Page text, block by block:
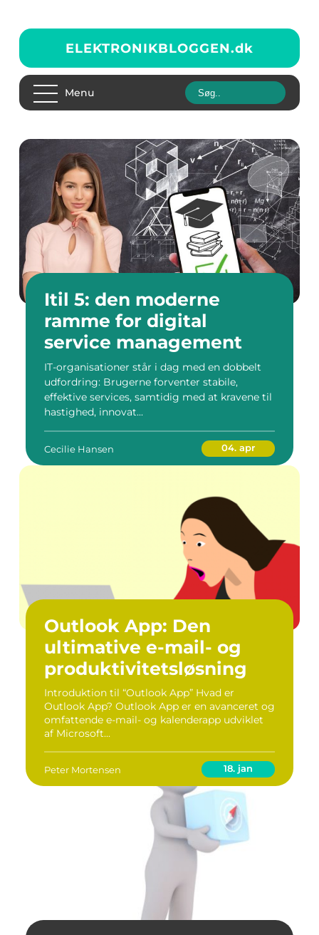
ELEKTRONIKBLOGGEN.dk
Menu
Itil 5: den moderne
ramme for digital
service management
IT-organisationer står i dag med en dobbelt
udfordring: Brugerne forventer stabile,
effektive services, samtidig med at kravene til
hastighed, innovat...
Cecilie Hansen 04. apr
Outlook App: Den
ultimative e-mail- og
produktivitetsløsning
Introduktion til “Outlook App” Hvad er
Outlook App? Outlook App er en avanceret og
omfattende e-mail- og kalenderapp udviklet
af Microsoft...
Peter Mortensen 18. jan